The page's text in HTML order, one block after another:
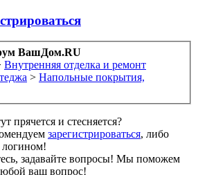
ВашДом.RU
Внутренняя отделка и ремонт
> Напольные покрытия,
прячется и стесняется?
зарегистрироваться, либо
логином!
задавайте вопросы! Мы поможем
ваш вопрос!